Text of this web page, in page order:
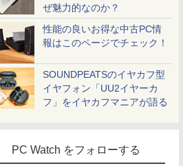
ぜ魅力的なのか？
性能の良いお得な中古PC情
報はこのページでチェック！
SOUNDPEATSのイヤカフ型
イヤフォン「UU2イヤーカ
フ」をイヤカフマニアが語る
PC Watch をフォローする